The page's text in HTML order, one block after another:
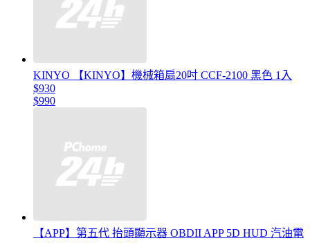
KINYO 【KINYO】機械箱扇20吋 CCF-2100 黑色 1入
$930
$990
【APP】第五代 抬頭顯示器 OBDII APP 5D HUD 汽油電